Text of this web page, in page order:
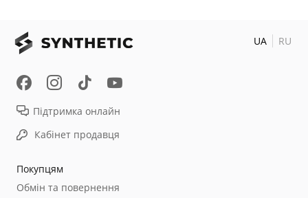
Покупцям
Обмін та повернення
Підтримка онлайн
Кабінет продавця
UA RU